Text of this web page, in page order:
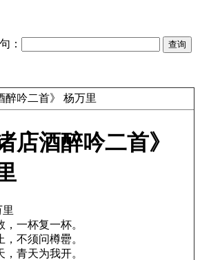
：
醉吟二首》 杨万里
店酒醉吟二首》
，一杯复一杯。
，不须问樽罍。
，青天为我开。